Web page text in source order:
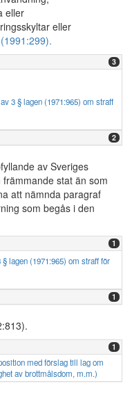
eller
eller
3
3 § lagen (1971:965) om straff
2
av Sveriges
stat än som
att nämnda paragraf
som begås i den
1
lagen (1971:965) om straff för
1
1
med förslag till lag om
av brottmålsdom, m.m.)